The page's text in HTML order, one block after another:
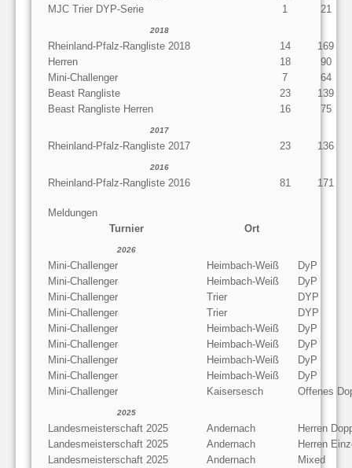
MJC Trier DYP-Serie
1 21
2018
Rheinland-Pfalz-Rangliste 2018 14
169
Herren
18
90
Mini-Challenger
7
64
Beast Rangliste
23
139
Beast Rangliste Herren
16 75
2017
Rheinland-Pfalz-Rangliste 2017 23 136
2016
Rheinland-Pfalz-Rangliste 2016 81 171
Meldungen
Turnier
Ort
2026
Mini-Challenger Heimbach-Weiß
DyP
Mini-Challenger
Heimbach-Weiß
DyP
Mini-Challenger
Trier
DYP
Mini-Challenger
Trier
DYP
Mini-Challenger
Heimbach-Weiß
DyP
Mini-Challenger
Heimbach-Weiß
DyP
Mini-Challenger
Heimbach-Weiß
DyP
Mini-Challenger
Heimbach-Weiß
DyP
Mini-Challenger
Kaisersesch Offenes
2025
Landesmeisterschaft 2025 Andernach
Herren
Landesmeisterschaft 2025
Andernach
Herren
Landesmeisterschaft 2025
Andernach
Mixed